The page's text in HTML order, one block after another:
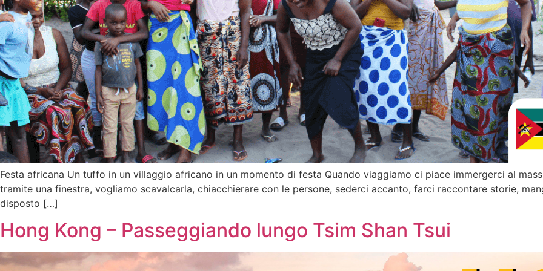
Festa africana Un tuffo in un villaggio africano in un momento di festa Quando viaggiamo ci piace immergerci al
tramite una finestra, vogliamo scavalcarla, chiacchierare con le persone, sederci accanto, farci raccontare storie,
disposto […]
Hong Kong – Passeggiando lungo Tsim Shan Tsui